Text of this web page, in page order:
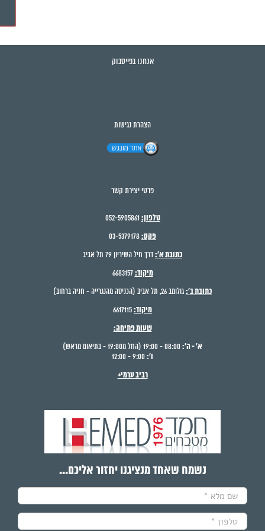
אנחנו בפייסבוק
הצהרת נגישות
פרטי יצירת קשר
טלפון:
פקס:
כתובת א': דרך חיל השיריון 79 תל אביב
מיקוד: 6683157
כתובת ב': גולומב 26, תל אביב (הכניסה מהנגרייה - חניה ברחוב)
מיקוד:
שעות פתיחה:
א' - ה':
ו':
רביב ערמי+
נשמח שאחד מנציגנו יחזור אליכם...